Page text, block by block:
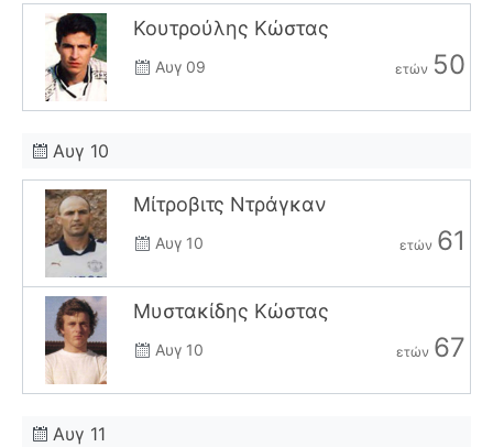
Κουτρούλης Κώστας
Αυγ 09 ετών 50
Αυγ 10
Μίτροβιτς Ντράγκαν
Αυγ 10 ετών 61
Μυστακίδης Κώστας
Αυγ 10 ετών 67
Αυγ 11